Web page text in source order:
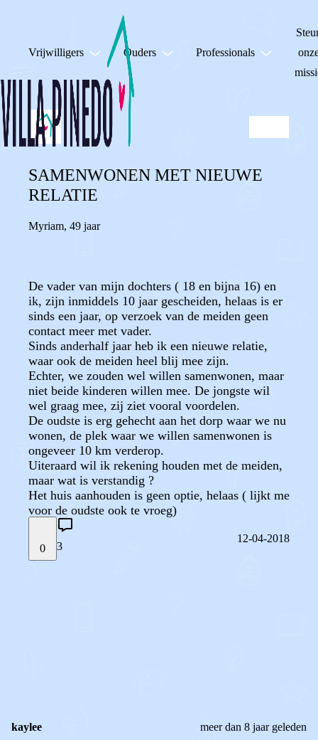
Vrijwilligers Ouders Professionals
SAMENWONEN MET NIEUWE
RELATIE
Myriam, 49 jaar
De vader van mijn dochters ( 18 en bijna 16) en
ik, zijn inmiddels 10 jaar gescheiden, helaas is er
sinds een jaar, op verzoek van de meiden geen
contact meer met vader.
Sinds anderhalf jaar heb ik een nieuwe relatie,
waar ook de meiden heel blij mee zijn.
Echter, we zouden wel willen samenwonen, maar
niet beide kinderen willen mee. De jongste wil
wel graag mee, zij ziet vooral voordelen.
De oudste is erg gehecht aan het dorp waar we nu
wonen, de plek waar we willen samenwonen is
ongeveer 10 km verderop.
Uiteraard wil ik rekening houden met de meiden,
maar wat is verstandig ?
Het huis aanhouden is geen optie, helaas ( lijkt me
voor de oudste ook te vroeg)
0 3
12-04-2018
kaylee meer dan 8 jaar geleden